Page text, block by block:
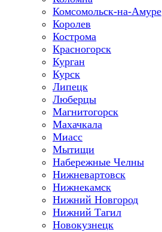
Комсомольск-на-Амуре
Королев
Кострома
Красногорск
Курган
Курск
Липецк
Люберцы
Магнитогорск
Махачкала
Миасс
Мытищи
Набережные Челны
Нижневартовск
Нижнекамск
Нижний Новгород
Нижний Тагил
Новокузнецк